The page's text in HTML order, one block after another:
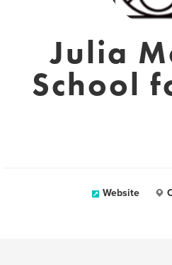
Julia
School
Website